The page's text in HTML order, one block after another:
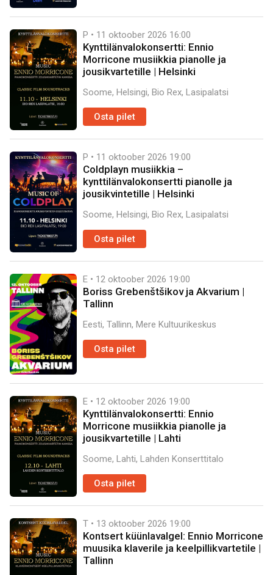
P • 11 oktoober 2026 16:00
Kynttilänvalokonsertti: Ennio
Morricone musiikkia pianolle ja
jousikvartetille | Helsinki
Soome, Helsingi, Bio Rex, Lasipalatsi
Osta pilet
P • 11 oktoober 2026 19:00
Coldplayn musiikkia –
kynttilänvalokonsertti pianolle ja
jousikvintetille | Helsinki
Soome, Helsingi, Bio Rex, Lasipalatsi
Osta pilet
E • 12 oktoober 2026 19:00
Boriss Grebenštšikov ja Akvarium |
Tallinn
Eesti, Tallinn, Mere Kultuurikeskus
Osta pilet
E • 12 oktoober 2026 19:00
Kynttilänvalokonsertti: Ennio
Morricone musiikkia pianolle ja
jousikvartetille | Lahti
Soome, Lahti, Lahden Konserttitalo
Osta pilet
T • 13 oktoober 2026 19:00
Kontsert küünlavalgel: Ennio Morricone
muusika klaverile ja keelpillikvartetile |
Tallinn